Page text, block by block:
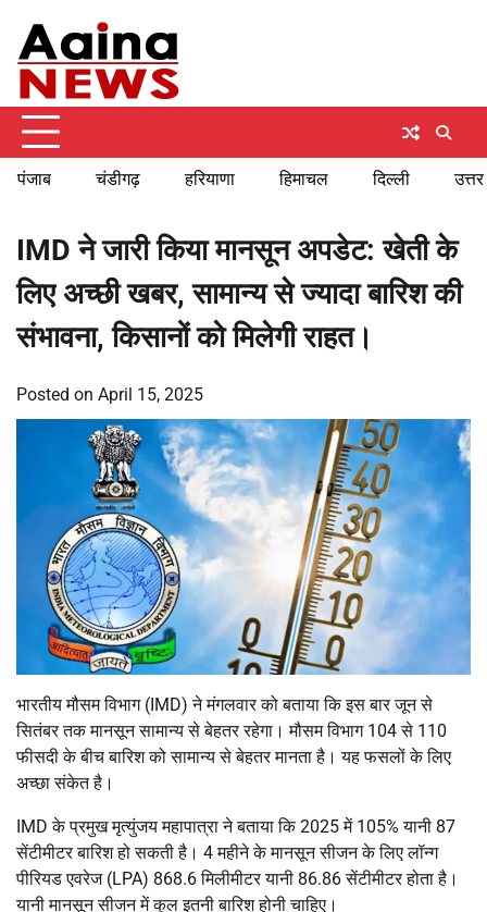
content
पंजाब चंडीगढ़ हरियाणा हिमाचल दिल्ली
IMD ने जारी किया मानसून अपडेट: खेती के
लिए अच्छी खबर, सामान्य से ज्यादा बारिश की
संभावना, किसानों को मिलेगी राहत।
Posted on April 15, 2025
भारतीय मौसम विभाग (IMD) ने मंगलवार को बताया कि इस बार जून से
सितंबर तक मानसून सामान्य से बेहतर रहेगा। मौसम विभाग 104 से 110
फीसदी के बीच बारिश को सामान्य से बेहतर मानता है। यह फसलों के लिए
अच्छा संकेत है।
IMD के प्रमुख मृत्युंजय महापात्रा ने बताया कि 2025 में 105% यानी 87
सेंटीमीटर बारिश हो सकती है। 4 महीने के मानसून सीजन के लिए लॉन्ग
पीरियड एवरेज (LPA) 868.6 मिलीमीटर यानी 86.86 सेंटीमीटर होता है।
यानी मानसून सीजन में कुल इतनी बारिश होनी चाहिए।